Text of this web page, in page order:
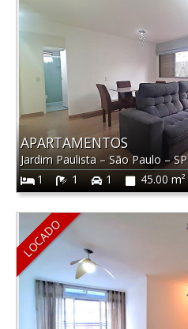
APARTAMENTOS
Jardim Paulista – São Paulo –SP
1
1 1 45.00 m²
LOCADO